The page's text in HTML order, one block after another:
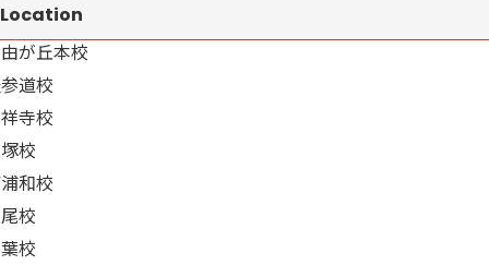
Location
が丘本校
道校
寺校
校
和校
校
校